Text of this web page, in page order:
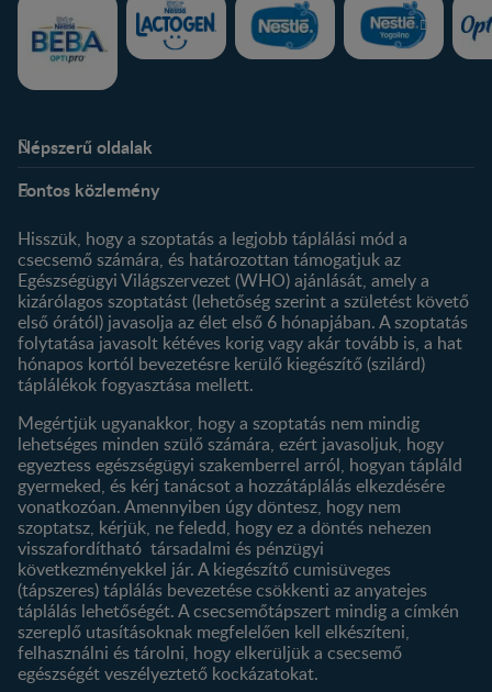
Népszerű oldalak
Kapcsolat
Történetünk
Profilom
Termékeink
Termék kereső
Fontos közlemény
Hisszük, hogy a szoptatás a legjobb táplálási mód a
csecsemő számára, és határozottan támogatjuk az
Egészségügyi Világszervezet (WHO) ajánlását, amely a
kizárólagos szoptatást (lehetőség szerint a születést követő
első órától) javasolja az élet első 6 hónapjában. A szoptatás
folytatása javasolt kétéves korig vagy akár tovább is, a hat
hónapos kortól bevezetésre kerülő kiegészítő (szilárd)
táplálékok fogyasztása mellett.
Megértjük ugyanakkor, hogy a szoptatás nem mindig
lehetséges minden szülő számára, ezért javasoljuk, hogy
egyeztess egészségügyi szakemberrel arról, hogyan tápláld
gyermeked, és kérj tanácsot a hozzátáplálás elkezdésére
vonatkozóan. Amennyiben úgy döntesz, hogy nem
szoptatsz, kérjük, ne feledd, hogy ez a döntés nehezen
visszafordítható társadalmi és pénzügyi
következményekkel jár. A kiegészítő cumisüveges
(tápszeres) táplálás bevezetése csökkenti az anyatejes
táplálás lehetőségét. A csecsemőtápszert mindig a címkén
szereplő utasításoknak megfelelően kell elkészíteni,
felhasználni és tárolni, hogy elkerüljük a csecsemő
egészségét veszélyeztető kockázatokat.